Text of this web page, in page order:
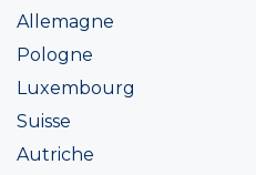
Allemagne
Pologne
Luxembourg
Suisse
Autriche